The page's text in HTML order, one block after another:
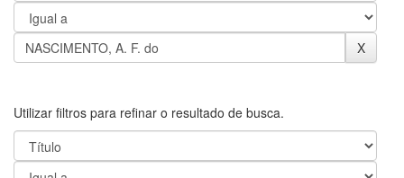
Utilizar filtros para refinar o resultado de busca.